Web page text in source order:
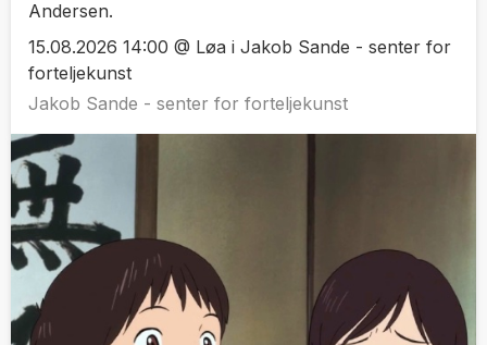
Andersen.
15.08.2026 14:00 @ Løa i Jakob Sande - senter for
forteljekunst
Jakob Sande - senter for forteljekunst